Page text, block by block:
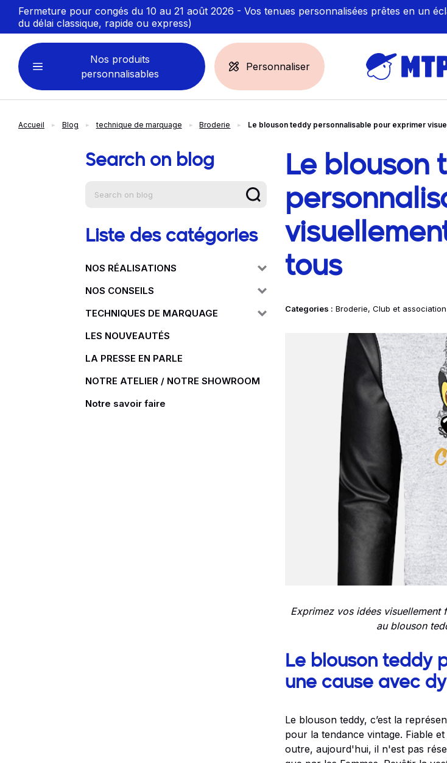
Fermeture pour congés du 10 au 21 août 2026 - Vos tenues personnalisées prêtes en un
du délai classique, rapide ou express)
Nos produits
personnalisables
VÊTEMENTS
Sweats personnalisables
ACCESSOIRES
Casquette
Toque et Calot
Linge bain
Blouse, Tunique et Chasuble
Tablier
Chaussures de sécurité
UNIVERS
Restauration - Hôtellerie
Santé - Bien-être
Sécurité - haute visibilité
Corporate
Idées Cadeaux
Personnaliser
Accueil Blog technique de marquage Broderie Le blouson teddy personnalisable pour exprimer
Le blouson
tous
Categories : Broderie, Club et association
Exprimez vos idées
au blouson
Le blouson teddy
une cause avec
Le blouson teddy, c’est la
pour la tendance vintage. Fiable
outre, aujourd'hui, il n'est pas
Aide à la navigation
Search on blog
Liste des catégories
NOS RÉALISATIONS
NOS CONSEILS
TECHNIQUES DE MARQUAGE
LES NOUVEAUTÉS
LA PRESSE EN PARLE
NOTRE ATELIER / NOTRE SHOWROOM
Notre savoir faire